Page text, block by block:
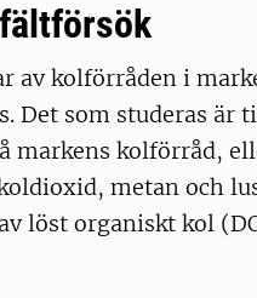
av kolförråden i
Det som studeras är
markens kolförråd,
metan och
löst organiskt kol